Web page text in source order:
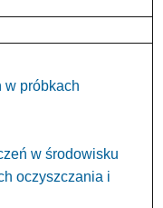
w próbkach
w środowisku
oczyszczania i